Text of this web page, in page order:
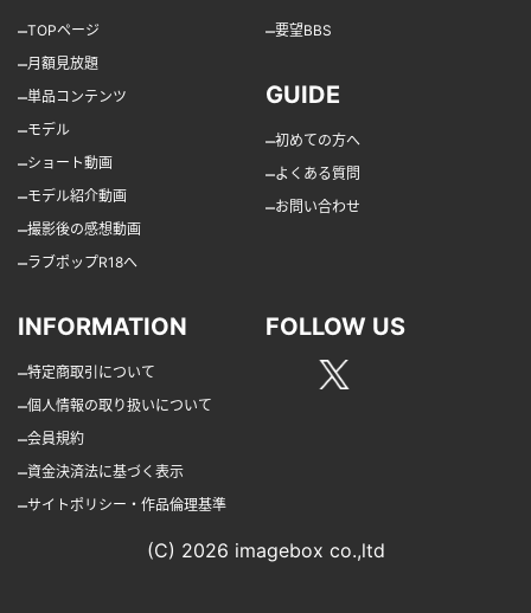
–TOPページ
–月額見放題
–単品コンテンツ
–モデル
–ショート動画
–モデル紹介動画
–撮影後の感想動画
–ラブポップR18へ
–要望BBS
GUIDE
–初めての方へ
–よくある質問
–お問い合わせ
INFORMATION
–特定商取引について
–個人情報の取り扱いについて
–会員規約
–資金決済法に基づく表示
–サイトポリシー・作品倫理基準
FOLLOW US
(C) 2026 imagebox co.,ltd